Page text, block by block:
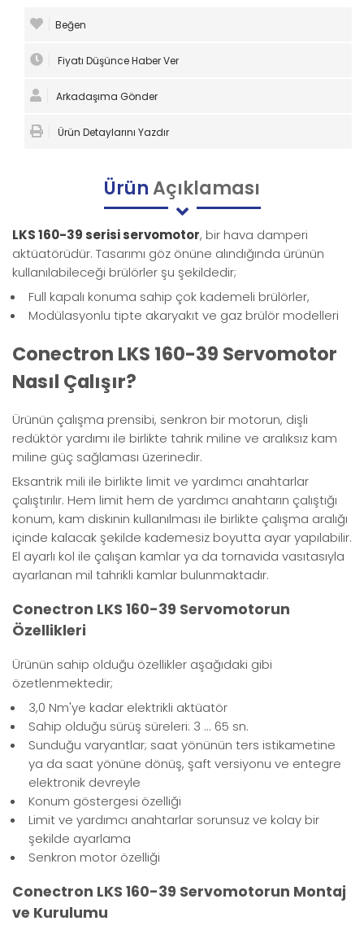
Beğen
Fiyatı Düşünce Haber Ver
Arkadaşıma Gönder
Ürün Detaylarını Yazdır
ÜrünAçıklaması
LKS 160-39 serisi servomotor, bir hava damperi
aktüatörüdür. Tasarımı göz önüne alındığında ürünün
kullanılabileceği brülörler şu şekildedir;
Full kapalı konuma sahip çok kademeli brülörler,
Modülasyonlu tipte akaryakıt ve gaz brülör modelleri
Conectron LKS 160-39 Servomotor
Nasıl Çalışır?
Ürünün çalışma prensibi, senkron bir motorun, dişli
redüktör yardımı ile birlikte tahrik miline ve aralıksız kam
miline güç sağlaması üzerinedir.
Eksantrik mili ile birlikte limit ve yardımcı anahtarlar
çalıştırılır. Hem limit hem de yardımcı anahtarın çalıştığı
konum, kam diskinin kullanılması ile birlikte çalışma aralığı
içinde kalacak şekilde kademesiz boyutta ayar yapılabilir.
El ayarlı kol ile çalışan kamlar ya da tornavida vasıtasıyla
ayarlanan mil tahrikli kamlar bulunmaktadır.
Conectron LKS 160-39 Servomotorun
Özellikleri
Ürünün sahip olduğu özellikler aşağıdaki gibi
özetlenmektedir;
3,0 Nm'ye kadar elektrikli aktüatör
Sahip olduğu sürüş süreleri: 3 ... 65 sn.
Sunduğu varyantlar; saat yönünün ters istikametine
ya da saat yönüne dönüş, şaft versiyonu ve entegre
elektronik devreyle
Konum göstergesi özelliği
Limit ve yardımcı anahtarlar sorunsuz ve kolay bir
şekilde ayarlama
Senkron motor özelliği
Conectron LKS 160-39 Servomotorun Montaj
ve Kurulumu